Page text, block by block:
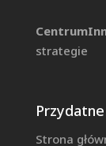
strategie
Strona